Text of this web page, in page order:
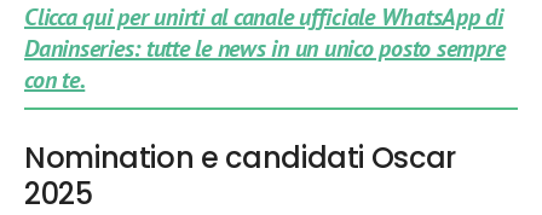
Clicca qui per unirti al canale ufficiale WhatsApp di
Daninseries: tutte le news in un unico posto sempre
con te.
Nomination e candidati Oscar
2025